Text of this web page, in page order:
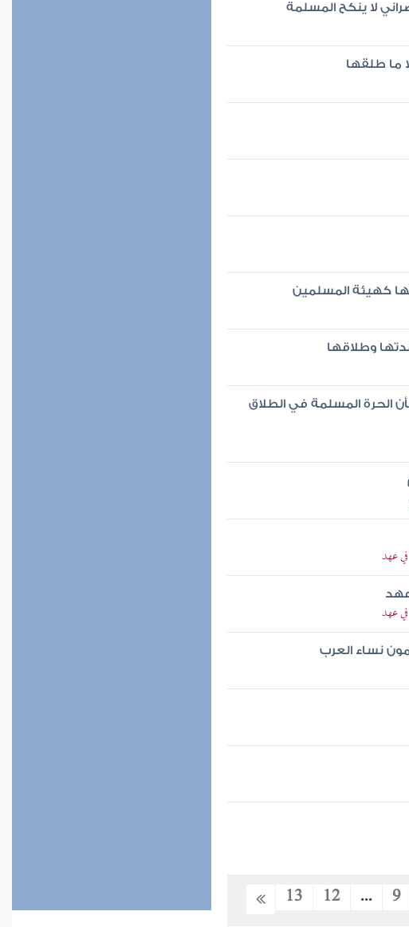
لا ينكح المسلمة
ما طلقها
كهيئة المسلمين
وطلاقها
الحرة المسلمة في الطلاق
عهد
عهد
عهد
نساء العرب
9
...
12
13